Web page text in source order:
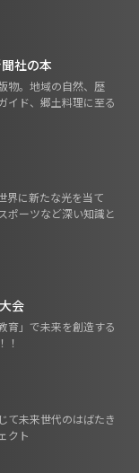
社の本
物。地域の自然、歴
イド、郷土料理に至る
界に新たな光を当て
ポーツなど深い知識と
会
育」で未来を創造する
！
て未来世代のはばたき
クト